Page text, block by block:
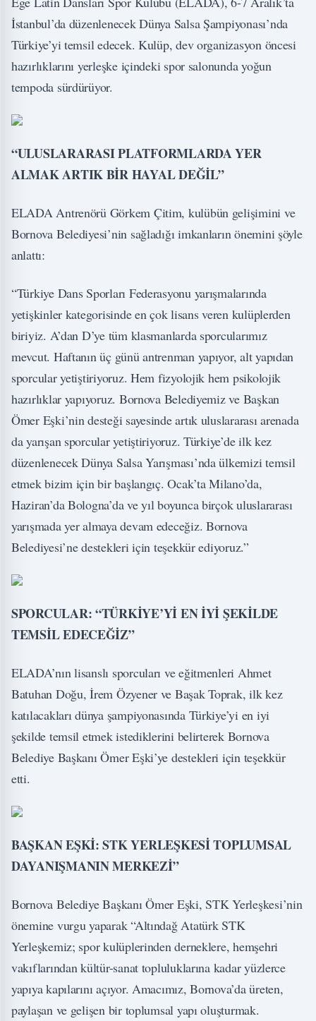
İstanbul’da düzenlenecek Dünya Salsa Şampiyonası’nda
Türkiye’yi temsil edecek. Kulüp, dev organizasyon öncesi
hazırlıklarını yerleşke içindeki spor salonunda yoğun
tempoda sürdürüyor.
“ULUSLARARASI PLATFORMLARDA YER
ALMAK ARTIK BİR HAYAL DEĞİL”
ELADA Antrenörü Görkem Çitim, kulübün gelişimini ve
Bornova Belediyesi’nin sağladığı imkanların önemini şöyle
anlattı:
“Türkiye Dans Sporları Federasyonu yarışmalarında
yetişkinler kategorisinde en çok lisans veren kulüplerden
biriyiz. A’dan D’ye tüm klasmanlarda sporcularımız
mevcut. Haftanın üç günü antrenman yapıyor, alt yapıdan
sporcular yetiştiriyoruz. Hem fizyolojik hem psikolojik
hazırlıklar yapıyoruz. Bornova Belediyemiz ve Başkan
Ömer Eşki’nin desteği sayesinde artık uluslararası arenada
da yarışan sporcular yetiştiriyoruz. Türkiye’de ilk kez
düzenlenecek Dünya Salsa Yarışması’nda ülkemizi temsil
etmek bizim için bir başlangıç. Ocak’ta Milano’da,
Haziran’da Bologna’da ve yıl boyunca birçok uluslararası
yarışmada yer almaya devam edeceğiz. Bornova
Belediyesi’ne destekleri için teşekkür ediyoruz.”
SPORCULAR: “TÜRKİYE’Yİ EN İYİ ŞEKİLDE
TEMSİL EDECEĞİZ”
ELADA’nın lisanslı sporcuları ve eğitmenleri Ahmet
Batuhan Doğu, İrem Özyener ve Başak Toprak, ilk kez
katılacakları dünya şampiyonasında Türkiye’yi en iyi
şekilde temsil etmek istediklerini belirterek Bornova
Belediye Başkanı Ömer Eşki’ye destekleri için teşekkür
etti.
BAŞKAN EŞKİ: STK YERLEŞKESİ TOPLUMSAL
DAYANIŞMANIN MERKEZİ”
Bornova Belediye Başkanı Ömer Eşki, STK Yerleşkesi’nin
önemine vurgu yaparak “Altındağ Atatürk STK
Yerleşkemiz; spor kulüplerinden derneklere, hemşehri
vakıflarından kültür-sanat topluluklarına kadar yüzlerce
yapıya kapılarını açıyor. Amacımız, Bornova’da üreten,
paylaşan ve gelişen bir toplumsal yapı oluşturmak.